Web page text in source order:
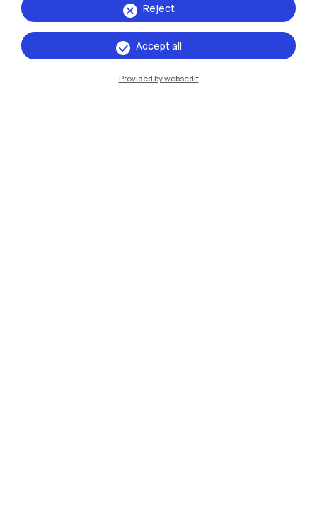
Cremona
Lecco
Reject
Accept all
Provided by websedit